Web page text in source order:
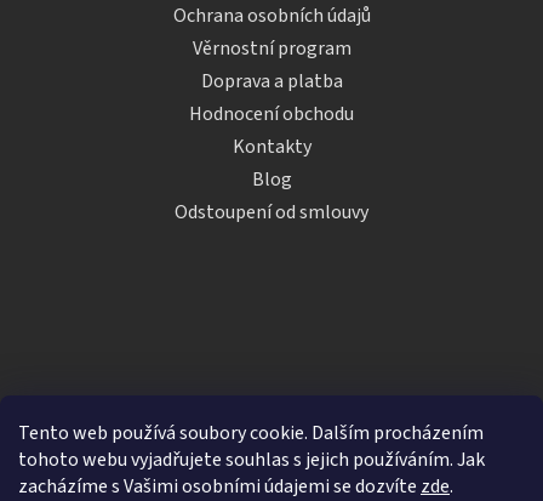
Tento web používá soubory cookie. Dalším procházením
tohoto webu vyjadřujete souhlas s jejich používáním. Jak
zacházíme s Vašimi osobními údajemi se dozvíte zde.
Ochrana osobních údajů
Věrnostní program
Doprava a platba
Hodnocení obchodu
Kontakty
Blog
Odstoupení od smlouvy
Vytvořil Shoptet